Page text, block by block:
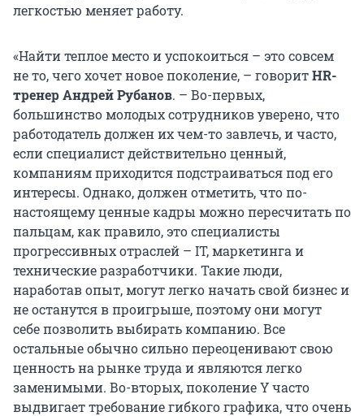
легкостью меняет работу.
«Найти теплое место и успокоиться – это совсем
не то, чего хочет новое поколение, – говоритHR-
тренер Андрей Рубанов. – Во-первых,
большинство молодых сотрудников уверено, что
работодатель должен их чем-то завлечь, и часто,
если специалист действительно ценный,
компаниям приходится подстраиваться под его
интересы. Однако, должен отметить, что по-
настоящему ценные кадры можно пересчитать по
пальцам, как правило, это специалисты
прогрессивных отраслей – IT, маркетинга и
технические разработчики. Такие люди,
наработав опыт, могут легко начать свой бизнес и
не останутся в проигрыше, поэтому они могут
себе позволить выбирать компанию. Все
остальные обычно сильно переоценивают свою
ценность на рынке труда и являются легко
заменимыми. Во-вторых, поколение Y часто
выдвигает требование гибкого графика, что очень